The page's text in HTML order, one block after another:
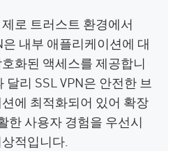
로 트러스트 환경에서
은 내부 애플리케이션에 대
화된 액세스를 제공합니
달리 SSL VPN은 안전한 브
에 최적화되어 있어 확장
한 사용자 경험을 우선시
적입니다.